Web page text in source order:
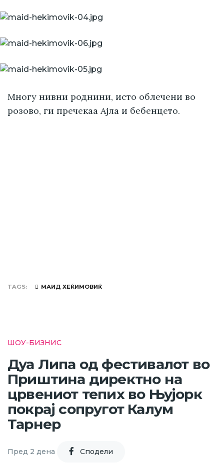
Многу нивни роднини, исто облечени во
розово, ги пречекаа Ајла и бебенцето.
TAGS МАИД ХЕЌИМОВИЌ
ШОУ-БИЗНИС
Дуа Липа од фестивалот во
Приштина директно на
црвениот тепих во Њујорк
покрај сопругот Калум
Тарнер
Пред 2 дена Cподели